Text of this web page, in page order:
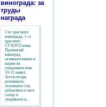
винограда: за
труды
награда
2 кг. красного
винограда, 1 ст.
красного
СУХОГО вина.
Промытый
виноград
заливаем вином и
варим на
умеренном огне
10-12 минут.
Затем ягоды
разминаем,
отжимаем сок,
добавляем в него
сахар и
увариваем н...